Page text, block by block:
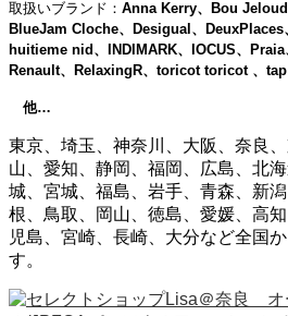
取扱いブランド： Anna Kerry、Bou Jeloud
BlueJam Cloche、Desigual、DeuxPlaces
huitieme nid、INDIMARK、IOCUS、Praia
Renault、RelaxingR、toricot toricot 、
他…
東京、埼玉、神奈川、大阪、奈良
山、愛知、静岡、福岡、広島、北
城、宮城、福島、岩手、青森、新
根、鳥取、岡山、徳島、愛媛、高
児島、宮崎、長崎、大分など全国
す。